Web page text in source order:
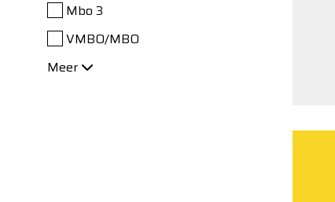
Mbo 3
VMBO/MBO
Meer